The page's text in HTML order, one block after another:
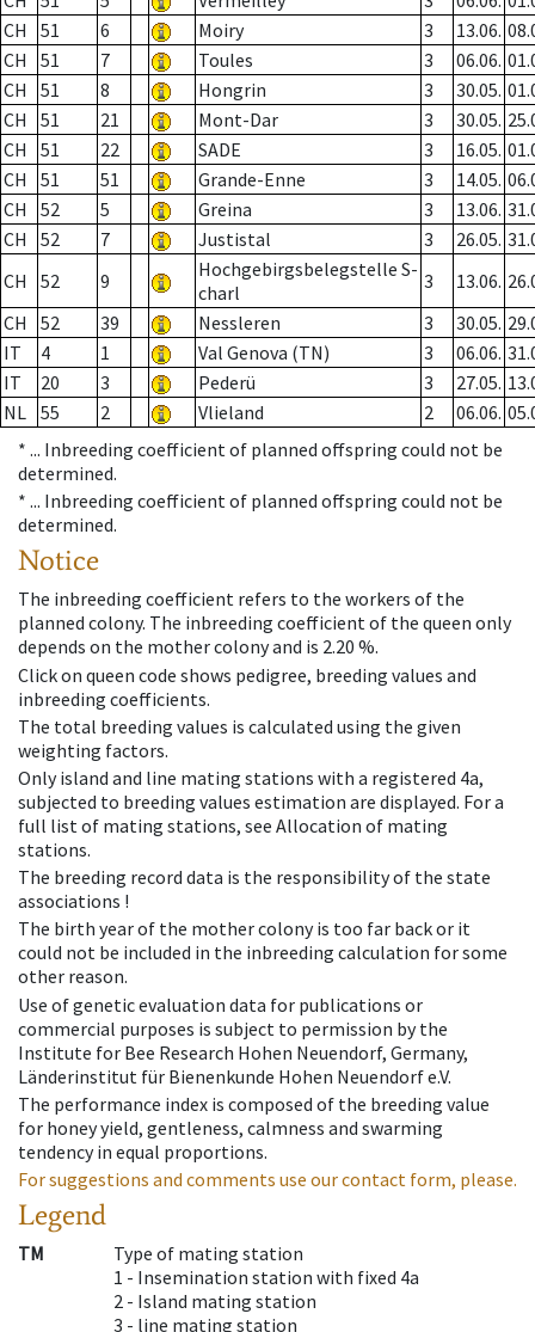
CH
51 6 Moiry 3 13.06.
CH
51 7 Toules 3 06.06.
CH
51 8 Hongrin 3 30.05.
CH
51 21 Mont-Dar 3 30.05.
CH
51 22 SADE 3 16.05.
CH
51 51 Grande-Enne 3 14.05.
CH
52 5 Greina 3 13.06.
CH
52 7 Justistal 3 26.05.
CH
52 9
Hochgebirgsbelegstelle S-
charl
3 13.06.
CH
52 39 Nessleren 3 30.05.
IT
4 1 Val Genova (TN) 3 06.06.
IT
20 3 Pederü 3 27.05.
NL 55 2 Vlieland 2 06.06.
* ... Inbreeding coefficient of planned offspring could not be
determined.
* ... Inbreeding coefficient of planned offspring could not be
determined.
Notice
The inbreeding coefficient refers to the workers of the
planned colony. The inbreeding coefficient of the queen only
depends on the mother colony and is 2.20 %.
Click on queen code shows pedigree, breeding values and
inbreeding coefficients.
The total breeding values is calculated using the given
weighting factors.
Only island and line mating stations with a registered 4a,
subjected to breeding values estimation are displayed. For a
full list of mating stations, see Allocation of mating
stations.
The breeding record data is the responsibility of the state
associations !
The birth year of the mother colony is too far back or it
could not be included in the inbreeding calculation for some
other reason.
Use of genetic evaluation data for publications or
commercial purposes is subject to permission by the
Institute for Bee Research Hohen Neuendorf, Germany,
Länderinstitut für Bienenkunde Hohen Neuendorf e.V.
The performance index is composed of the breeding value
for honey yield, gentleness, calmness and swarming
tendency in equal proportions.
For suggestions and comments use our contact form, please.
Legend
TM
Type of mating station
1 - Insemination station with fixed 4a
2 - Island mating station
3 - line mating station